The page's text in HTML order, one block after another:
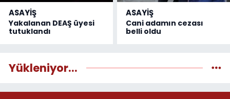
ASAYİŞ
Yakalanan DEAŞ üyesi
tutuklandı
ASAYİŞ
Cani adamın cezası
belli oldu
Yükleniyor...